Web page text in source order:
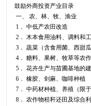
鼓励外商投资产业目录
一、 农、林、牧、渔业
1． 中低产农田改造
2． 木本食用油料、调料和
3． 蔬菜（含食用菌、西甜
4． 糖料、果树、牧草等农
5． 花卉生产与苗圃基地的
6． 橡胶、剑麻、咖啡种植
7． 中药材种植、养殖（限
8． 农作物秸秆还田及综合